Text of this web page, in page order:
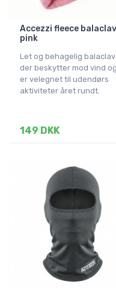
Accezzi fleece
pink
Let og behagelig
der beskytter mod vind og
er velegnet til udendørs
aktiviteter året rundt.
149 DKK